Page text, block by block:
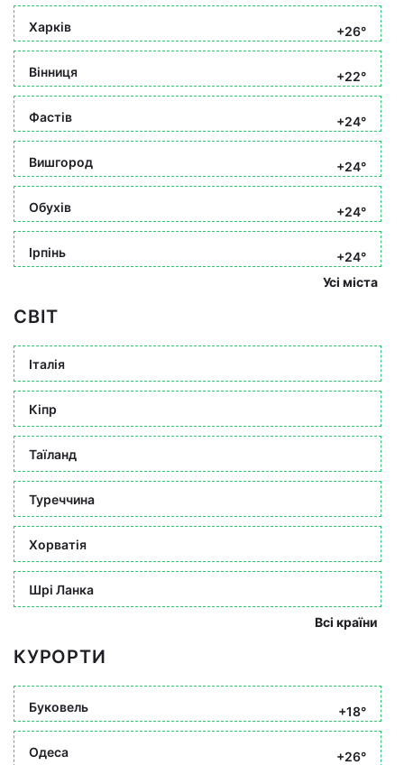
Харків +26°
Вінниця +22°
Фастів +24°
Вишгород +24°
Обухів +24°
Ірпінь
+24°
Усі міста
СВІТ
Італія
Кіпр
Таїланд
Туреччина
Хорватія
Шрі Ланка
Всі країни
КУРОРТИ
Буковель +18°
Одеса +26°